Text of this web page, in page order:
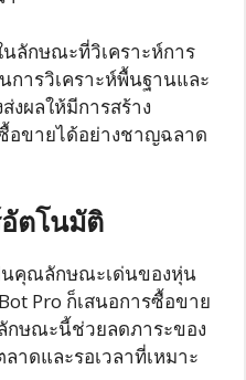
ลักษณะที่วิเคราะห์การ
ารวิเคราะห์พื้นฐานและ
งผลให้มีการสร้าง
ขายได้อย่างชาญฉลาด
ตโนมัติ
นคุณลักษณะเด่นของหุ่น
Pro ก็เสนอการซื้อขาย
ษณะนี้ช่วยลดภาระของ
าดและรอเวลาที่เหมาะ